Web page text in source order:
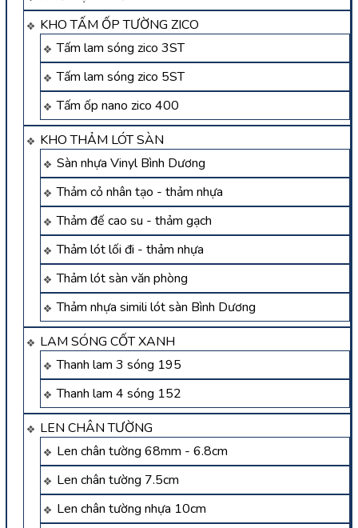
KHO TẤM ỐP TƯỜNG ZICO
Tấm lam sóng zico 3ST
Tấm lam sóng zico 5ST
Tấm ốp nano zico 400
KHO THẢM LÓT SÀN
Sàn nhựa Vinyl Bình Dương
Thảm cỏ nhân tạo - thảm nhựa
Thảm đế cao su - thảm gạch
Thảm lót lối đi - thảm nhựa
Thảm lót sàn văn phòng
Thảm nhựa simili lót sàn Bình Dương
LAM SÓNG CỐT XANH
Thanh lam 3 sóng 195
Thanh lam 4 sóng 152
LEN CHÂN TƯỜNG
Len chân tường 68mm - 6.8cm
Len chân tường 7.5cm
Len chân tường nhựa 10cm